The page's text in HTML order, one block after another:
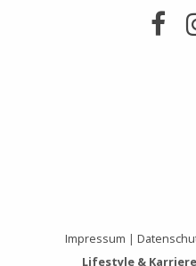
Impressum |
Lifestyle &